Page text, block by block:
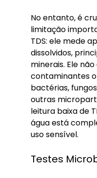
No entanto, é
limitação
TDS: ele mede
dissolvidos,
minerais. Ele
contaminantes
bactérias,
outras
leitura baixa de
água está
uso sensível.
Testes